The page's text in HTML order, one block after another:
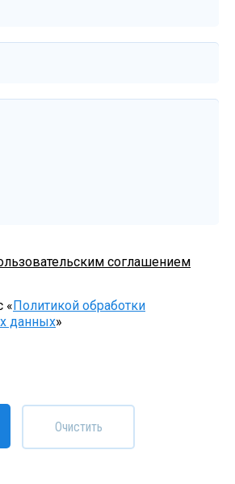
соглашением
«Политикой обработки
данных»